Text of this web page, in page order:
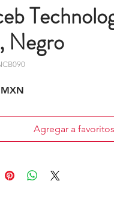
Negro
Agregar a favoritos